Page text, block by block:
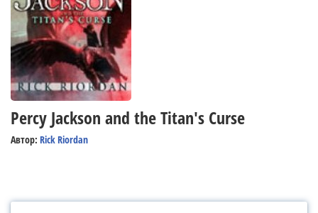
Percy Jackson and the Titan's Curse
Автор: Rick Riordan